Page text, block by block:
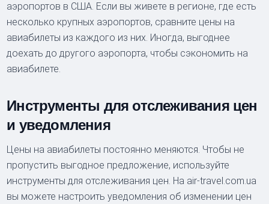
аэропортов в США. Если вы живете в регионе, где есть
несколько крупных аэропортов, сравните цены на
авиабилеты из каждого из них. Иногда, выгоднее
доехать до другого аэропорта, чтобы сэкономить на
авиабилете.
Инструменты для отслеживания цен
и уведомления
Цены на авиабилеты постоянно меняются. Чтобы не
пропустить выгодное предложение, используйте
инструменты для отслеживания цен. На air-travel.com.ua
вы можете настроить уведомления об изменении цен